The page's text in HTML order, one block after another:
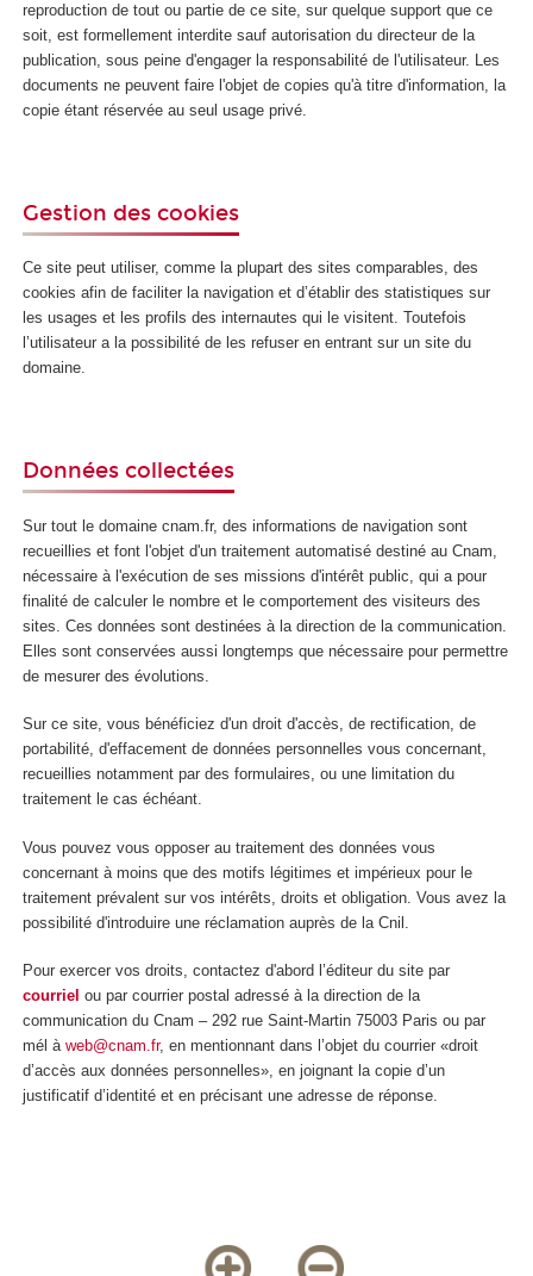
reproduction de tout ou partie de ce site, sur quelque support que ce
soit, est formellement interdite sauf autorisation du directeur de la
publication, sous peine d'engager la responsabilité de l'utilisateur. Les
documents ne peuvent faire l'objet de copies qu'à titre d'information, la
copie étant réservée au seul usage privé.
Gestion des cookies
Ce site peut utiliser, comme la plupart des sites comparables, des
cookies afin de faciliter la navigation et d’établir des statistiques sur
les usages et les profils des internautes qui le visitent. Toutefois
l’utilisateur a la possibilité de les refuser en entrant sur un site du
domaine.
Données collectées
Sur tout le domaine cnam.fr, des informations de navigation sont
recueillies et font l'objet d'un traitement automatisé destiné au Cnam,
nécessaire à l'exécution de ses missions d'intérêt public, qui a pour
finalité de calculer le nombre et le comportement des visiteurs des
sites. Ces données sont destinées à la direction de la communication.
Elles sont conservées aussi longtemps que nécessaire pour permettre
de mesurer des évolutions.
Sur ce site, vous bénéficiez d'un droit d'accès, de rectification, de
portabilité, d'effacement de données personnelles vous concernant,
recueillies notamment par des formulaires, ou une limitation du
traitement le cas échéant.
Vous pouvez vous opposer au traitement des données vous
concernant à moins que des motifs légitimes et impérieux pour le
traitement prévalent sur vos intérêts, droits et obligation. Vous avez la
possibilité d'introduire une réclamation auprès de la Cnil.
Pour exercer vos droits, contactez d'abord l’éditeur du site par
courriel ou par courrier postal adressé à la direction de la
communication du Cnam – 292 rue Saint-Martin 75003 Paris ou par
mél àweb@cnam.fr, en mentionnant dans l’objet du courrier «droit
d’accès aux données personnelles», en joignant la copie d’un
justificatif d’identité et en précisant une adresse de réponse.